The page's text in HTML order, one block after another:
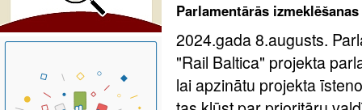
Parlamentārās
2024.gada 8.augusts.
"Rail Baltica" projekta
lai apzinātu projekta